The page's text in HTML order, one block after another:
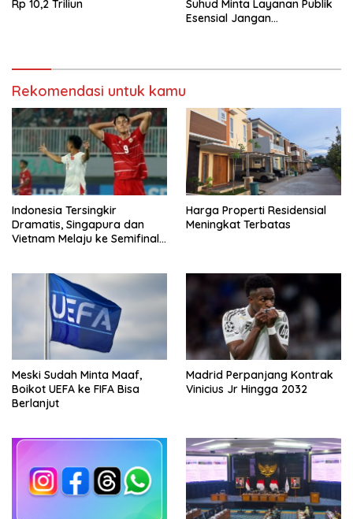
Rp 10,2 Triliun
Suhud Minta Layanan Publik
Esensial Jangan
Rekomendasi untuk kamu
Indonesia Tersingkir
Dramatis, Singapura dan
Vietnam Melaju ke Semifinal
Harga Properti Residensial
Meningkat Terbatas
Meski Sudah Minta Maaf,
Boikot UEFA ke FIFA Bisa
Berlanjut
Madrid Perpanjang Kontrak
Vinicius Jr Hingga 2032